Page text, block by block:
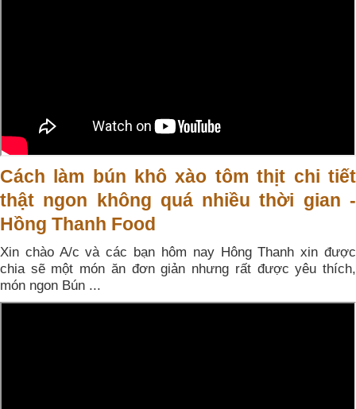
Cách làm bún khô xào tôm thịt chi tiết
thật ngon không quá nhiều thời gian -
Hồng Thanh Food
Xin chào A/c và các bạn hôm nay Hông Thanh xin được
chia sẽ một món ăn đơn giản nhưng rất được yêu thích,
món ngon Bún ...